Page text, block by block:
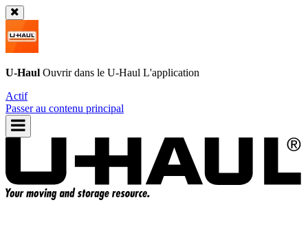
U-Haul Ouvrir dans le U-Haul L'application
Actif
Passer au contenu principal